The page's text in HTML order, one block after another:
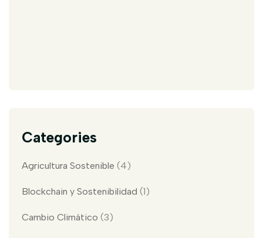
Categories
Agricultura Sostenible (4)
Blockchain y Sostenibilidad (1)
Cambio Climático (3)